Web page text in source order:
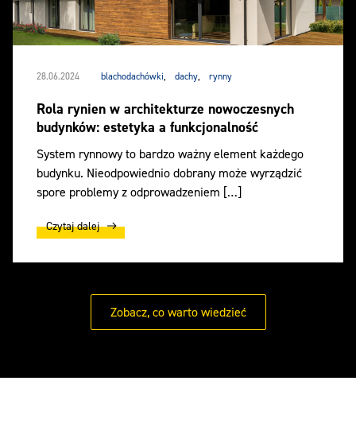
28.06.2024 blachodachówki, dachy, rynny
Rola rynien w architekturze nowoczesnych
budynków: estetyka a funkcjonalność
System rynnowy to bardzo ważny element każdego
budynku. Nieodpowiednio dobrany może wyrządzić
spore problemy z odprowadzeniem […]
Czytaj dalej
Zobacz, co warto wiedzieć